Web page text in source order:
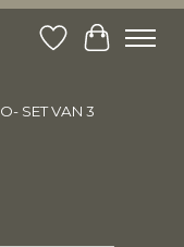
Verlanglijst
SET VAN 3